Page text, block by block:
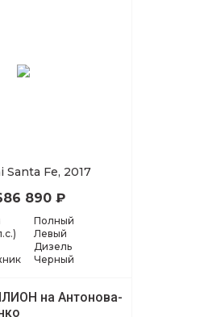
Santa Fe, 2017
890 ₽
Полный
Левый
Дизель
Черный
на Антонова-